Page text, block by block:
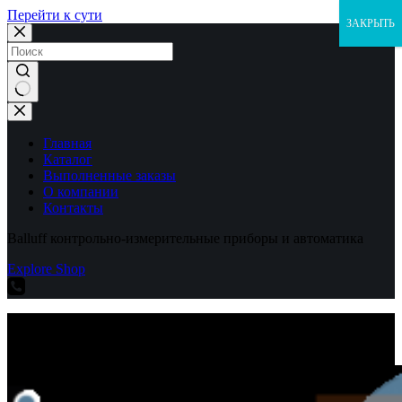
Перейти к сути
Ничего
не
найденоГлавная
Каталог
Выполненные заказы
О компании
Контакты
Balluff контрольно-измерительные приборы и автоматика
Explore Shop
ЗАКРЫТЬ